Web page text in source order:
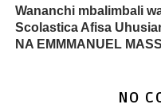
Wananchi mbalimbali
Scolastica Afisa
NA EMMMANUEL
NO